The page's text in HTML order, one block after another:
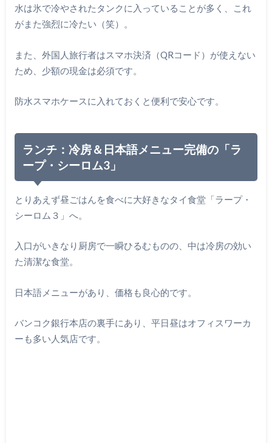
水は氷で冷やされたタンクに入っていることが多く、これ
がまた強烈に冷たい（笑）。
また、外国人旅行者はスマホ決済（QRコード）が使えない
ため、少額の現金は必須です。
防水スマホケースに入れておくと便利で安心です。
ランチ：冷房＆日本語メニュー完備の「ラ
ープ・シーロム3」
とりあえず昼ごはんを食べに大好きなタイ食堂「ラープ・
シーロム３」へ。
入口がいきなり厨房で一瞬ひるむものの、中は冷房の効い
た清潔な食堂。
日本語メニューがあり、価格も良心的です。
バンコク銀行本店の裏手にあり、平日昼はオフィスワーカ
ーも多い人気店です。